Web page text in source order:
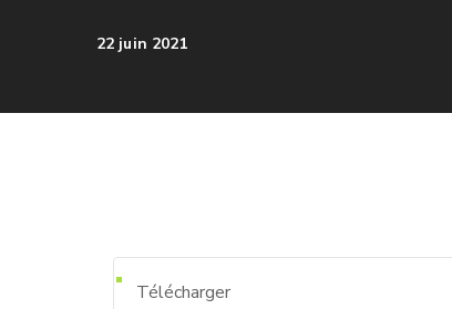
22 juin 2021
Télécharger